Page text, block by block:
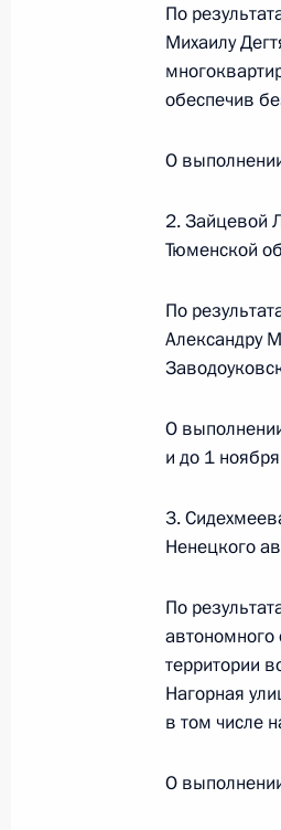
6 марта
Алексей
граждан в
6 марта 2024
9 февраля
Продлён
в режиме
по
Осиповым
в Москве
О ходе
17 марта
По
Михаилу
обеспечив
О
2. Зайцевой
Тюменской
По
Александру
О
и до 1
3.
Ненецкого
По
автономного
территории
Нагорная
в том числе
О